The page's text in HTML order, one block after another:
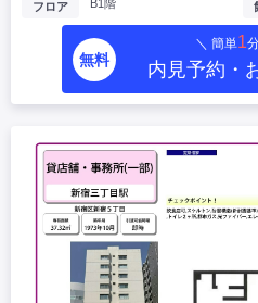
フロア B1階
無料
＼ 簡単1
内見予約・